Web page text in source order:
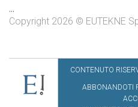
...
Copyright 2026 © EUTEKNE
CONTENUTO
ABBONANDOTI